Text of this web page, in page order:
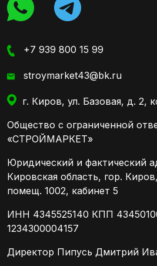
+7 939 800 15 99
stroymarket43@bk.ru
г. Киров, ул. Базовая, д. 2,
Общество с ограниченной
«СТРОЙМАРКЕТ»
Юридический и фактический
Кировская область, гор.
помещ. 1002, кабинет 5
ИНН 4345525140 КПП
1234300004157
Директор Пипусь Дмитрий